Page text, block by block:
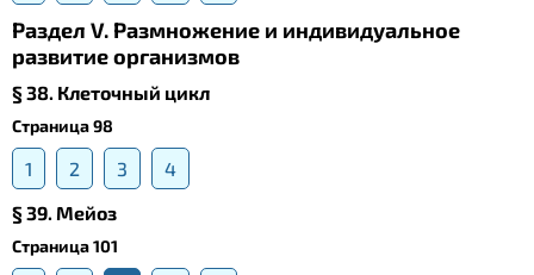
Раздел V. Размножение и индивидуальное
развитие организмов
§ 38. Клеточный цикл
Страница 98
1 2 3
4
§ 39. Meйоз
Страница 101